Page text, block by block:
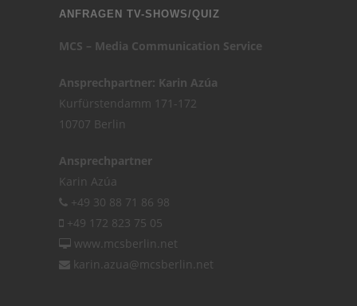
ANFRAGEN TV-SHOWS/QUIZ
MCS – Media Communication Service
Ansprechpartner: Karin Azúa
Kurfürstendamm 171-172
10707 Berlin
Ansprechpartner
Karin Azúa
+49 30 88 71 86 98
+49 172 823 75 05
www.mcsberlin.net
karin.azua@mcsberlin.net